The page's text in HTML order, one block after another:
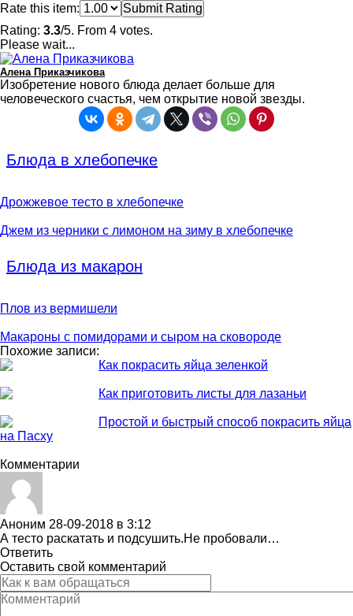
Rate this item:
Submit Rating
Rating: 3.3/5. From 4 votes.
Please wait...
Алена Приказчикова
Изобретение нового блюда делает больше для
человеческого счастья, чем открытие новой звезды.
Блюда в хлебопечке
Дрожжевое тесто в хлебопечке
Джем из черники с лимоном на зиму в хлебопечке
Блюда из макарон
Плов из вермишели
Макароны с помидорами и сыром на сковороде
Похожие записи:
Как покрасить яйца зеленкой
Как приготовить листы для лазаньи
Простой и быстрый способ покрасить яйца
на Пасху
Комментарии
Аноним 28-09-2018 в 3:12
А тесто раскатать и подсушить.Не пробовали…
Ответить
Оставить свой комментарий